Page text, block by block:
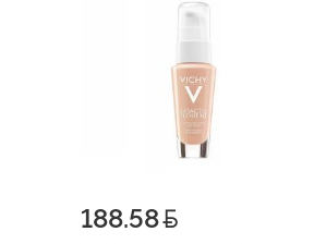
188.58